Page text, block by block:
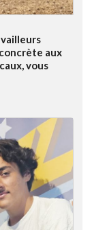
aux
vous